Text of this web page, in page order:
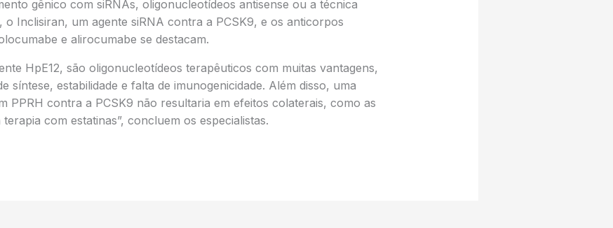
gênico com siRNAs, oligonucleotídeos antisense ou a técnica
o Inclisiran, um agente siRNA contra a PCSK9, e os anticorpos
e alirocumabe se destacam.
HpE12, são oligonucleotídeos terapêuticos com muitas vantagens,
síntese, estabilidade e falta de imunogenicidade. Além disso, uma
PPRH contra a PCSK9 não resultaria em efeitos colaterais, como as
terapia com estatinas”, concluem os especialistas.